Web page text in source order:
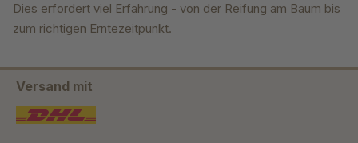
Dies erfordert viel Erfahrung - von der Reifung am Baum bis
zum richtigen Erntezeitpunkt.
Versand mit